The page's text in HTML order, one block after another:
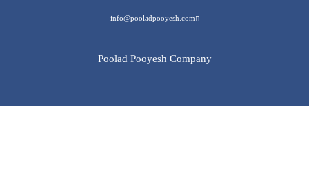
info@pooladpooyesh.com
Poolad Pooyesh Company